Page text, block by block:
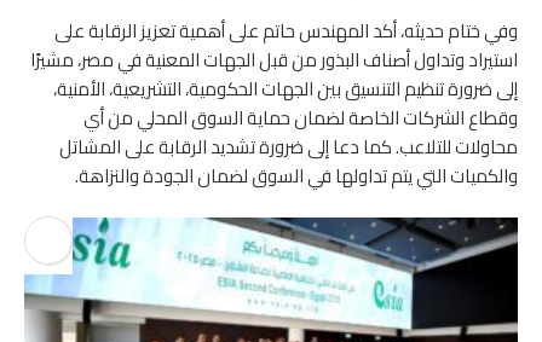
وفي ختام حديثه، أكد المهندس حاتم على أهمية تعزيز الرقابة على
استيراد وتداول أصناف البذور من قبل الجهات المعنية في مصر، مشيرًا
إلى ضرورة تنظيم التنسيق بين الجهات الحكومية، التشريعية، الأمنية،
وقطاع الشركات الخاصة لضمان حماية السوق المحلي من أي
محاولات للتلاعب. كما دعا إلى ضرورة تشديد الرقابة على المشاتل
والكميات التي يتم تداولها في السوق لضمان الجودة والنزاهة.